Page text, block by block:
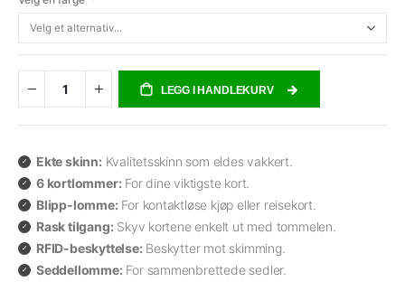
LEGG I HANDLEKURV
Ekte skinn: Kvalitetsskinn som eldes vakkert.
6 kortlommer: For dine viktigste kort.
Blipp-lomme: For kontaktløse kjøp eller reisekort.
Rask tilgang: Skyv kortene enkelt ut med tommelen.
RFID-beskyttelse: Beskytter mot skimming.
Seddellomme: For sammenbrettede sedler.